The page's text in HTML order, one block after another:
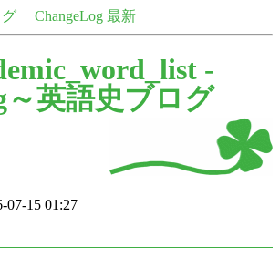
ChangeLog 最新
-
～英語史ブログ
07-15 01:27